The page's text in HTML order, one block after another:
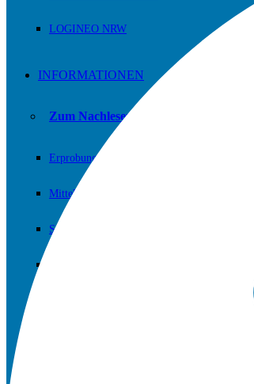
LOGINEO NRW
INFORMATIONEN
Zum Nachlesen und/oder Downloaden.
Erprobungsstufe
Mittelstufe
Sekundarstufe II (Oberstufe)